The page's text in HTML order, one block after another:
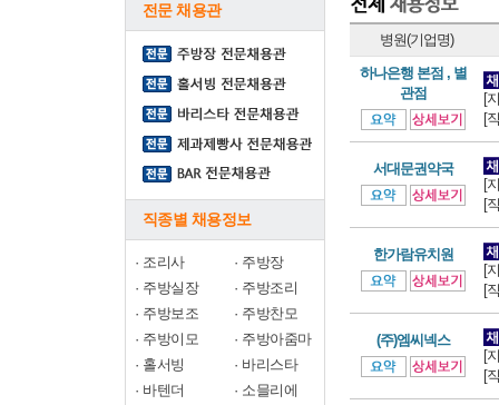
전문 채용관
직종별 채용정보
· 조리사 · 주방장
· 주방실장 · 주방조리
· 주방보조 · 주방찬모
· 주방이모 · 주방아줌마
· 홀서빙 · 바리스타
· 바텐더 · 소믈리에
병원(기업명)
하나은행 본점 , 별
관점
[
[
서대문권약국
[
[
한가람유치원
[
[
(주)엠씨넥스
[
[